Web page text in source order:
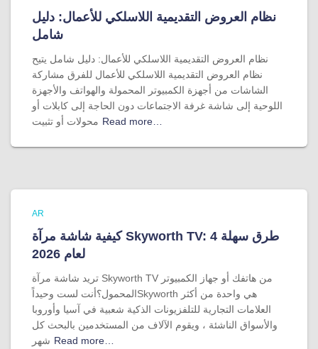
نظام العروض التقديمية اللاسلكي للأعمال: دليل
شامل
نظام العروض التقديمية اللاسلكي للأعمال: دليل شامل يتيح
نظام العروض التقديمية اللاسلكي للأعمال للفرق مشاركة
الشاشات من أجهزة الكمبيوتر المحمولة والهواتف والأجهزة
اللوحية إلى شاشة غرفة الاجتماعات دون الحاجة إلى كابلات أو
محولات أو تثبيت Read more…
AR
كيفية شاشة مرآة Skyworth TV: 4 طرق سهلة
لعام 2026
تريد شاشة مرآة Skyworth TV من هاتفك أو جهاز الكمبيوتر
المحمول؟أنت لست وحيداًSkyworth هي واحدة من أكثر
العلامات التجارية للتلفزيونات الذكية شعبية في آسيا وأوروبا
والأسواق الناشئة ، ويقوم الآلاف من المستخدمين بالبحث كل
شهر Read more…